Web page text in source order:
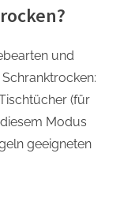
und
(für
Modus
geeigneten